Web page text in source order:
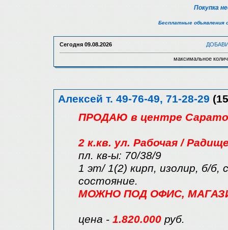
Покупка
Бесплатные объявления
Сегодня 09.08.2026
максимальное
Алексей т. 49-76-49, 71-28-29
ПРОДАЮ в центре
2 к.кв. ул. Рабочая /
пл. кв-ы: 70/38/9
1 эт/ 1(2) кирп, изолир, б/
состояние.
МОЖНО ПОД ОФИС,
цена - 1.820.000 руб.